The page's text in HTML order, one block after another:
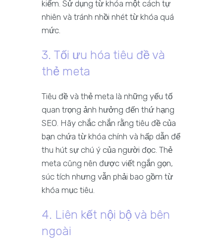
kiếm. Sử dụng từ khóa một cách tự
nhiên và tránh nhồi nhét từ khóa quá
mức.
3. Tối ưu hóa tiêu đề và
thẻ meta
Tiêu đề và thẻ meta là những yếu tố
quan trọng ảnh hưởng đến thứ hạng
SEO. Hãy chắc chắn rằng tiêu đề của
bạn chứa từ khóa chính và hấp dẫn để
thu hút sự chú ý của người đọc. Thẻ
meta cũng nên được viết ngắn gọn,
súc tích nhưng vẫn phải bao gồm từ
khóa mục tiêu.
4. Liên kết nội bộ và bên
ngoài